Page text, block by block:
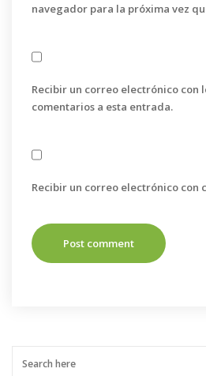
navegador para la próxima vez
Recibir un correo electrónico con
comentarios a esta entrada.
Recibir un correo electrónico con